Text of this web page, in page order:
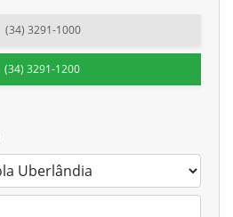
(34) 3291-1000
(34) 3291-1200